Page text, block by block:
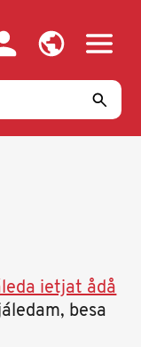
ietjat ådå
besa